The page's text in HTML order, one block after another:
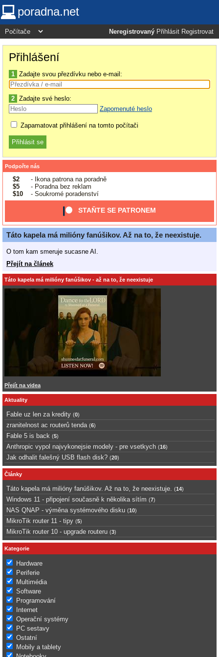
poradna.net
Neregistrovaný Přihlásit Registrovat
Přihlášení
1 Zadajte svou přezdívku nebo e-mail:
2 Zadajte své heslo:
Zapomenuté heslo
Zapamatovat přihlášení na tomto počítači
Podpořte nás
$2
- Ikona patrona na poradně
$5
- Poradna bez reklam
$10
- Soukromé poradenství
STAŇTE SE PATRONEM
Táto kapela má milióny fanúšikov. Až na to, že neexistuje.
O tom kam smeruje sucasne AI.
Přejít na článek
Táto kapela má milióny fanúšikov - až na to, že neexistuje
Přejít na videa
Aktuality
Fable uz len za kredity (0)
zranitelnost ac routerů tenda (6)
Fable 5 is back (5)
Anthropic vypol najvykonejsie modely - pre vsetkych (16)
Jak odhalit falešný USB flash disk? (20)
Články
Táto kapela má milióny fanúšikov. Až na to, že neexistuje. (14)
Windows 11 - připojení současně k několika sítím (7)
NAS QNAP - výměna systémového disku (10)
MikroTik router 11 - tipy (5)
MikroTik router 10 - upgrade routeru (3)
Kategorie
Hardware
Periferie
Multimédia
Software
Programování
Internet
Operační systémy
PC sestavy
Ostatní
Mobily a tablety